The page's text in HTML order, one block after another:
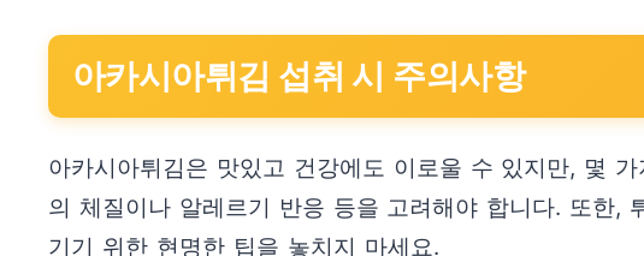
아카시아튀김 섭취 시 주의사항
아카시아튀김은 맛있고 건강에도 이로울 수 있지만, 몇
의 체질이나 알레르기 반응 등을 고려해야 합니다. 또한,
기기 위한 현명한 팁을 놓치지 마세요.